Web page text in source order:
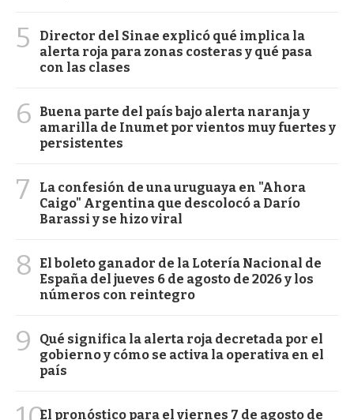
5
Director del Sinae explicó qué implica la
alerta roja para zonas costeras y qué pasa
con las clases
6
Buena parte del país bajo alerta naranja y
amarilla de Inumet por vientos muy fuertes y
persistentes
7
La confesión de una uruguaya en "Ahora
Caigo" Argentina que descolocó a Darío
Barassi y se hizo viral
8
El boleto ganador de la Lotería Nacional de
España del jueves 6 de agosto de 2026 y los
números con reintegro
9
Qué significa la alerta roja decretada por el
gobierno y cómo se activa la operativa en el
país
El pronóstico para el viernes 7 de agosto de